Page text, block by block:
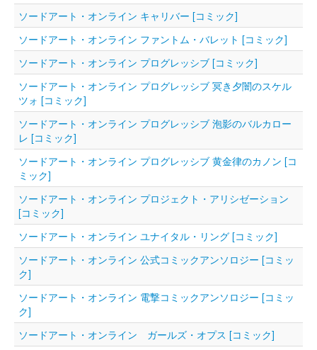
ソードアート・オンライン キャリバー [コミック]
ソードアート・オンライン ファントム・バレット [コミック]
ソードアート・オンライン プログレッシブ [コミック]
ソードアート・オンライン プログレッシブ 冥き夕闇のスケル
ツォ [コミック]
ソードアート・オンライン プログレッシブ 泡影のバルカロー
レ [コミック]
ソードアート・オンライン プログレッシブ 黄金律のカノン [コ
ミック]
ソードアート・オンライン プロジェクト・アリシゼーション
[コミック]
ソードアート・オンライン ユナイタル・リング [コミック]
ソードアート・オンライン 公式コミックアンソロジー [コミッ
ク]
ソードアート・オンライン 電撃コミックアンソロジー [コミッ
ク]
ソードアート・オンライン ガールズ・オプス [コミック]